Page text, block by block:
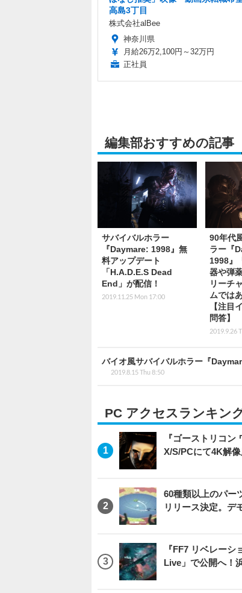
高島3丁目
株式会社alBee
神奈川県
月給26万2,100円～32万円
正社員
編集部おすすめの記事
サバイバルホラー
『Daymare: 1998』無
料アップデート
「H.A.D.E.S Dead
End」が配信！
2019.11.25 Mon 17:00
90年代
ラー『
1998』
器や弾
リーチ
ムでは
【注目
問答】
2019.9.26
バイオ風サバイバルホラー『
2019.8.15 Thu 8:50
PC アクセスランキン
『ゴーストリコ
X/S/PCにて4K解
60種類以上のパー
リリース決定。デ
『FF7 リベレー
Live」で公開へ！